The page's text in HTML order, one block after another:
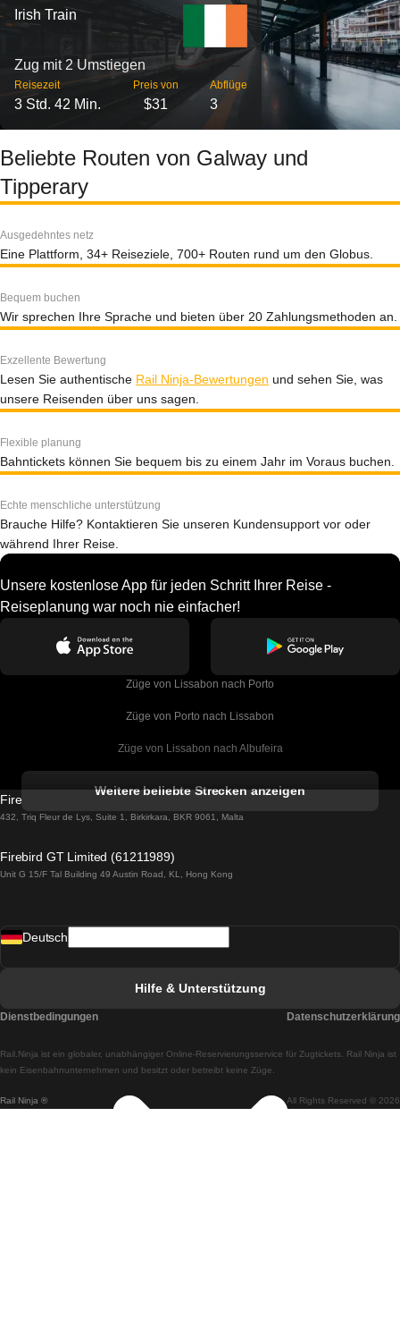
Irish Train
Zug mit 2 Umstiegen
Reisezeit
3 Std. 42 Min.
Preis von
$31
Abflüge
3
Beliebte Routen von Galway und
Tipperary
Ausgedehntes netz
Eine Plattform, 34+ Reiseziele, 700+ Routen rund um den Globus.
Bequem buchen
Wir sprechen Ihre Sprache und bieten über 20 Zahlungsmethoden an.
Exzellente Bewertung
Lesen Sie authentische Rail Ninja-Bewertungen und sehen Sie, was
unsere Reisenden über uns sagen.
Flexible planung
Bahntickets können Sie bequem bis zu einem Jahr im Voraus buchen.
Echte menschliche unterstützung
Brauche Hilfe? Kontaktieren Sie unseren Kundensupport vor oder
während Ihrer Reise.
Unsere kostenlose App für jeden Schritt Ihrer Reise -
Reiseplanung war noch nie einfacher!
Züge von Lissabon nach Porto
Züge von Porto nach Lissabon
Züge von Lissabon nach Albufeira
Züge von Lissabon nach Lagos
Züge von Lissabon nach Madrid
Züge von Lissabon nach Braga
Züge von Braga nach Lissabon
Weitere beliebte Strecken anzeigen
Firebird GT Limited (OC 1451)
432, Triq Fleur de Lys, Suite 1, Birkirkara, BKR 9061, Malta
Firebird GT Limited (61211989)
Unit G 15/F Tal Building 49 Austin Road, KL, Hong Kong
Rail Ninja ® All Rights Reserved © 2026
Rail.Ninja ist ein globaler, unabhängiger Online-Reservierungsservice für Zugtickets. Rail Ninja ist
kein Eisenbahnunternehmen und besitzt oder betreibt keine Züge.
Deutsch
Hilfe & Unterstützung
Dienstbedingungen Datenschutzerklärung